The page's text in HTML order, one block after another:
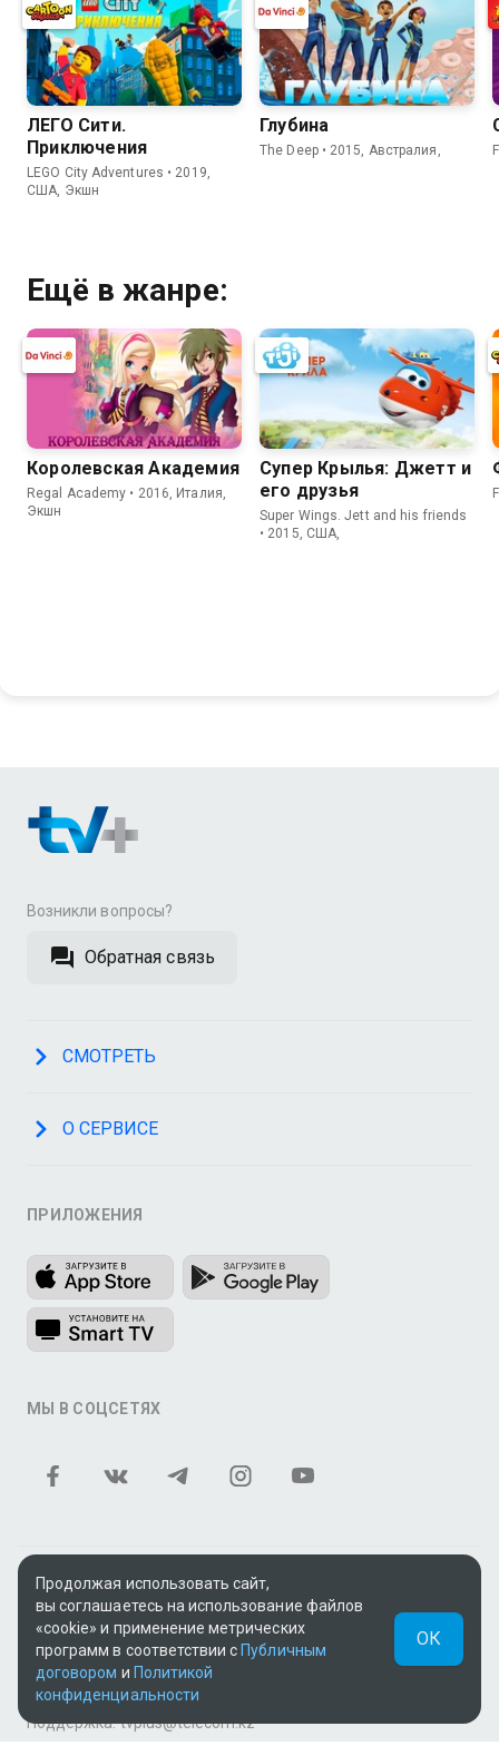
ЛЕГО Сити.
Приключения
LEGO City Adventures • 2019,
США, Экшн
Глубина
The Deep • 2015, Австралия,
Ещё в жанре:
Королевская Академия
Regal Academy • 2016, Италия,
Экшн
Супер Крылья: Джетт и
его друзья
Super Wings. Jett and his friends
• 2015, США,
Возникли вопросы?
Обратная связь
СМОТРЕТЬ
О СЕРВИСЕ
ПРИЛОЖЕНИЯ
МЫ В СОЦСЕТЯХ
Теле и видеоконтент TV+ предоставлен ТОО «ALACAST»
(Государственная лицензия № 12016823 от 22.11.2012).
В рамках услуги «Видео по подписке» для «Пакета
фильмов и сериалов tv+» контент предоставляется
онлайн-кинотеатром MEGOGO.
Поддержка: tvplus@telecom.kz
Продолжая использовать сайт,
вы соглашаетесь на использование файлов
«cookie» и применение метрических
программ в соответствии с Публичным
договором и Политикой
конфиденциальности
ОК